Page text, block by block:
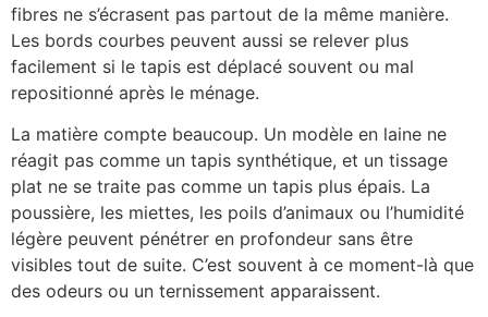
fibres ne s’écrasent pas partout de la même manière.
Les bords courbes peuvent aussi se relever plus
facilement si le tapis est déplacé souvent ou mal
repositionné après le ménage.
La matière compte beaucoup. Un modèle en laine ne
réagit pas comme un tapis synthétique, et un tissage
plat ne se traite pas comme un tapis plus épais. La
poussière, les miettes, les poils d’animaux ou l’humidité
légère peuvent pénétrer en profondeur sans être
visibles tout de suite. C’est souvent à ce moment-là que
des odeurs ou un ternissement apparaissent.